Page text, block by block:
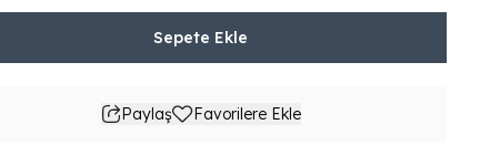
Sepete Ekle
Paylaş Favorilere Ekle